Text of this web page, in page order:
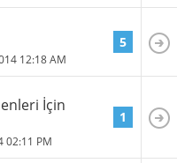
12:18 AM
5
İçin
02:11 PM
1